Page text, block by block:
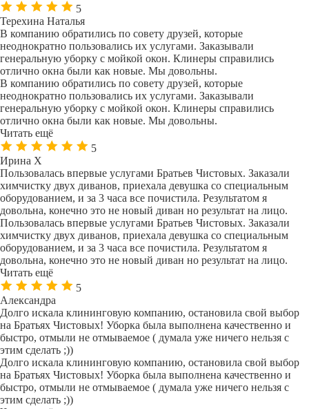
5
Терехина Наталья
В компанию обратились по совету друзей, которые
неоднократно пользовались их услугами. Заказывали
генеральную уборку с мойкой окон. Клинеры справились
отлично окна были как новые. Мы довольны.
В компанию обратились по совету друзей, которые
неоднократно пользовались их услугами. Заказывали
генеральную уборку с мойкой окон. Клинеры справились
отлично окна были как новые. Мы довольны.
Читать ещё
5
Ирина Х
Пользовалась впервые услугами Братьев Чистовых. Заказали
химчистку двух диванов, приехала девушка со специальным
оборудованием, и за 3 часа все почистила. Результатом я
довольна, конечно это не новый диван но результат на лицо.
Пользовалась впервые услугами Братьев Чистовых. Заказали
химчистку двух диванов, приехала девушка со специальным
оборудованием, и за 3 часа все почистила. Результатом я
довольна, конечно это не новый диван но результат на лицо.
Читать ещё
5
Александра
Долго искала клининговую компанию, остановила свой выбор
на Братьях Чистовых! Уборка была выполнена качественно и
быстро, отмыли не отмываемое ( думала уже ничего нельзя с
этим сделать ;))
Долго искала клининговую компанию, остановила свой выбор
на Братьях Чистовых! Уборка была выполнена качественно и
быстро, отмыли не отмываемое ( думала уже ничего нельзя с
этим сделать ;))